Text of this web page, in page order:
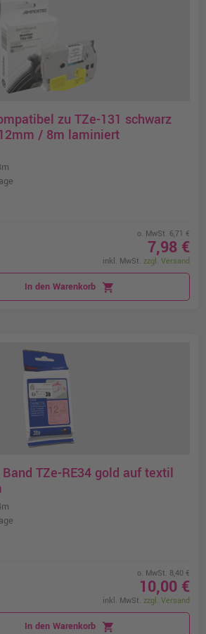
zu TZe-131 schwarz
/ 8m laminiert
o. MwSt. 6,71 €
7,98 €
inkl. MwSt. zzgl. Versand
In den Warenkorb shopping_cart
TZe-RE34 gold auf textil
o. MwSt. 8,40 €
10,00 €
inkl. MwSt. zzgl. Versand
In den Warenkorb shopping_cart